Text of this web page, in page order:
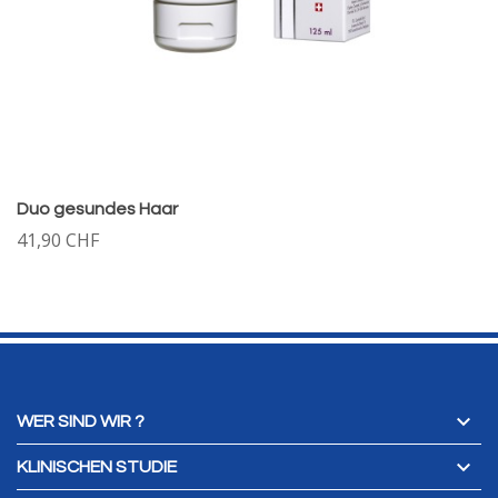
Duo gesundes Haar
41,90 CHF
WER SIND WIR ? 
KLINISCHEN STUDIE 